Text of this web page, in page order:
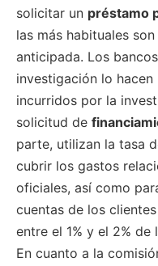
solicitar un préstamo
las más habituales
anticipada. Los
investigación lo
incurridos por la
solicitud de
parte, utilizan la tasa
cubrir los gastos
oficiales, así como
cuentas de los
entre el 1% y el 2%
En cuanto a la